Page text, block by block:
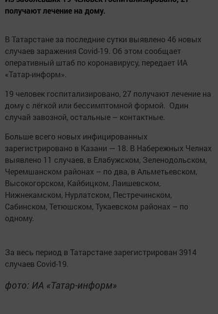
получают лечение на дому.
В Татарстане за последние сутки выявлено 46 новых
случаев заражения Covid-19. Об этом сообщает
оперативный штаб по коронавирусу, передает ИА
«Татар-информ».
19 человек госпитализировано, 27 получают лечение на
дому с лёгкой или бессимптомной формой. Один
случай завозной, остальные – контактные.
Больше всего новых инфицированных
зарегистрировано в Казани — 18. В Набережных Челнах
выявлено 11 случаев, в Елабужском, Зеленодольском,
Черемшанском районах – по два, в Альметьевском,
Высокогорском, Кайбицком, Лаишевском,
Нижнекамском, Нурлатском, Пестречинском,
Сабинском, Тетюшском, Тукаевском районах – по
одному.
За весь период в Татарстане зарегистрирован 3914
случаев Covid-19.
фото: ИА «Татар-информ»